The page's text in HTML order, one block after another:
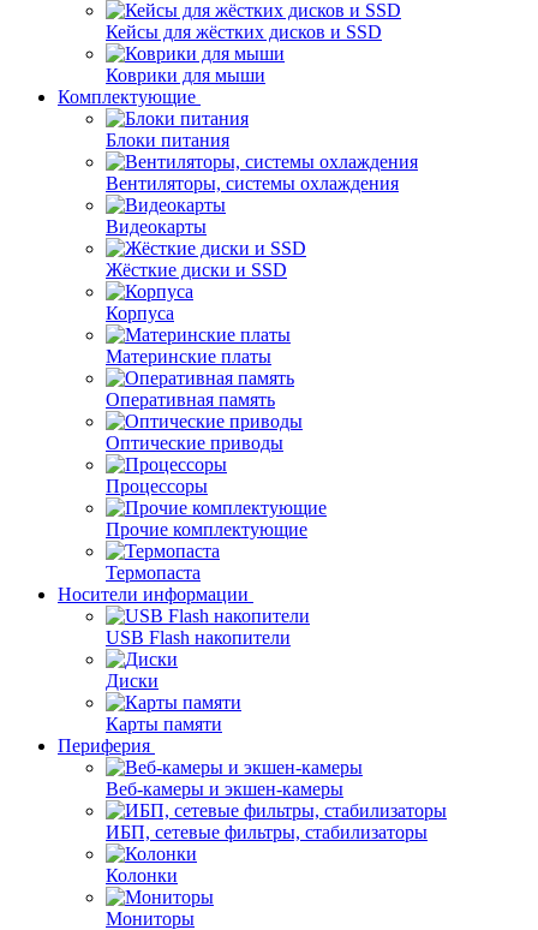
Кейсы для жёстких дисков и SSD
Коврики для мыши
Комплектующие
Блоки питания
Вентиляторы, системы охлаждения
Видеокарты
Жёсткие диски и SSD
Корпуса
Материнские платы
Оперативная память
Оптические приводы
Процессоры
Прочие комплектующие
Термопаста
Носители информации
USB Flash накопители
Диски
Карты памяти
Периферия
Веб-камеры и экшен-камеры
ИБП, сетевые фильтры, стабилизаторы
Колонки
Мониторы